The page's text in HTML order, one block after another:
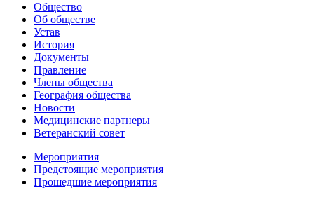
Общество
Об обществе
Устав
История
Документы
Правление
Члены общества
География общества
Новости
Медицинские партнеры
Ветеранский совет
Мероприятия
Предстоящие мероприятия
Прошедшие мероприятия